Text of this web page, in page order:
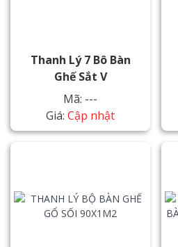
Thanh Lý 7 Bô Bàn
Ghế Sắt V
Mã: ---
Giá: Cập nhật